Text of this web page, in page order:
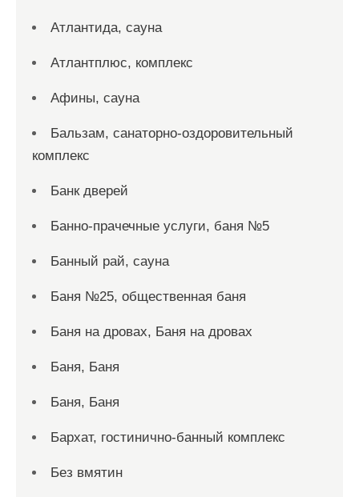
Атлантида, сауна
Атлантплюс, комплекс
Афины, сауна
Бальзам, санаторно-оздоровительный
комплекс
Банк дверей
Банно-прачечные услуги, баня №5
Банный рай, сауна
Баня №25, общественная баня
Баня на дровах, Баня на дровах
Баня, Баня
Баня, Баня
Бархат, гостинично-банный комплекс
Без вмятин